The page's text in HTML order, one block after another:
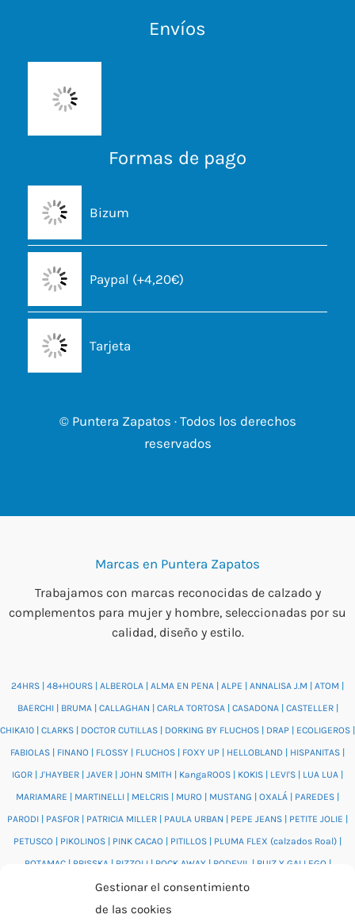
Gestionar el consentimiento
de las cookies
Envíos
Formas de pago
Bizum
Paypal (+4,20€)
Tarjeta
© Puntera Zapatos · Todos los derechos
reservados
Marcas en Puntera Zapatos
Trabajamos con marcas reconocidas de calzado y
complementos para mujer y hombre, seleccionadas por su
calidad, diseño y estilo.
24HRS | 48+HOURS | ALBEROLA | ALMA EN PENA | ALPE | ANNALISA J.M | ATOM |
BAERCHI| BRUMA| CALLAGHAN | CARLA TORTOSA| CASADONA| CASTELLER|
CHIKA10 | CLARKS | DOCTOR CUTILLAS | DORKING BY FLUCHOS | DRAP | ECOLIGEROS |
FABIOLAS | FINANO | FLOSSY | FLUCHOS | FOXY UP | HELLOBLAND | HISPANITAS |
IGOR | J'HAYBER | JAVER | JOHN SMITH | KangaROOS | KOKIS | LEVI'S | LUA LUA |
MARIAMARE | MARTINELLI | MELCRIS | MURO | MUSTANG | OXALÁ | PAREDES |
PARODI | PASFOR | PATRICIA MILLER | PAULA URBAN | PEPE JEANS | PETITE JOLIE |
PETUSCO | PIKOLINOS | PINK CACAO | PITILLOS | PLUMA FLEX (calzados Roal) |
POTAMAC| PRISSKA | RIZZOLI| ROCK AWAY| RODEVIL | RUIZ Y GALLEGO|
SALVI|SAM'S |VALENTINO BAGS|VIDORRETA
WONDERS|